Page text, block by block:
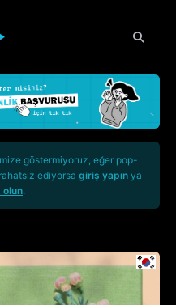
göstermiyoruz, eğer pop-
ediyorsa giriş yapınya
olun.